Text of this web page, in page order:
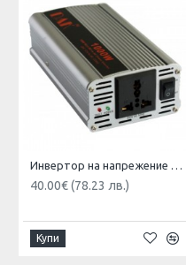
Инвертор на напрежение DAK 1000w 12V,24V/220V
40.00€ (78.23 лв.)
Купи